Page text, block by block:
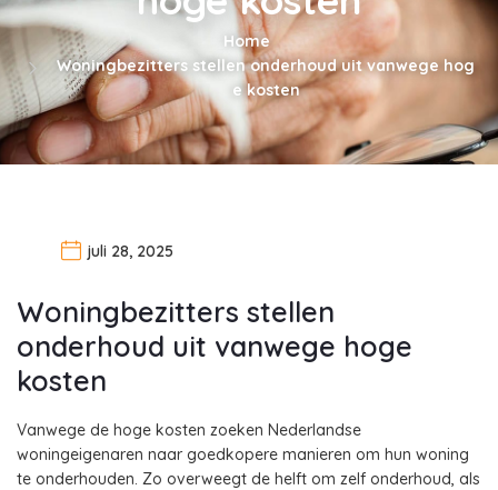
Home
Woningbezitters stellen onderhoud uit vanwege hog
e kosten
juli 28, 2025
Woningbezitters stellen
onderhoud uit vanwege hoge
kosten
Vanwege de hoge kosten zoeken Nederlandse
woningeigenaren naar goedkopere manieren om hun woning
te onderhouden. Zo overweegt de helft om zelf onderhoud, als